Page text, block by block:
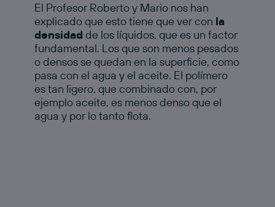
El Profesor Roberto y Mario nos han
explicado que esto tiene que ver con la
densidad de los líquidos, que es un factor
fundamental. Los que son menos pesados
o densos se quedan en la superficie, como
pasa con el agua y el aceite. El polímero
es tan ligero, que combinado con, por
ejemplo aceite, es menos denso que el
agua y por lo tanto flota.